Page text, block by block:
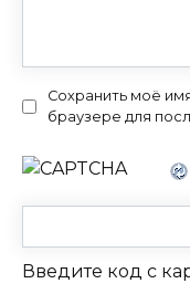
Сохранить моё
браузере для
Введите код с